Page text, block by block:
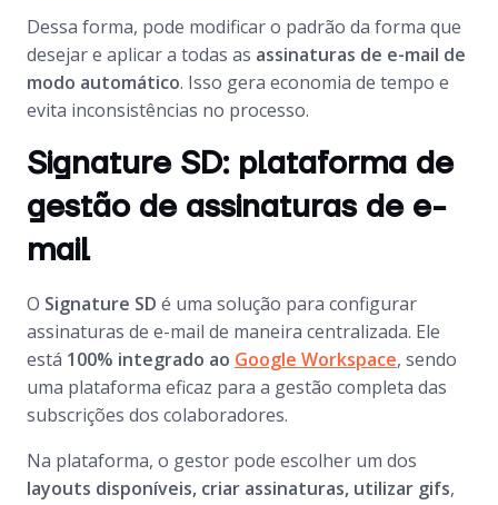
Dessa forma, pode modificar o padrão da forma que
desejar e aplicar a todas as assinaturas de e-mail de
modo automático. Isso gera economia de tempo e
evita inconsistências no processo.
Signature SD: plataforma de
gestão de assinaturas de e-
mail
O Signature SD é uma solução para configurar
assinaturas de e-mail de maneira centralizada. Ele
está 100% integrado ao Google Workspace, sendo
uma plataforma eficaz para a gestão completa das
subscrições dos colaboradores.
Na plataforma, o gestor pode escolher um dos
layouts disponíveis, criar assinaturas, utilizar gifs,